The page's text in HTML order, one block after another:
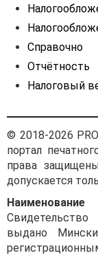
Справочно
Отчётность
Налоговый
© 2018-2026
портал
права
допускается
выдано